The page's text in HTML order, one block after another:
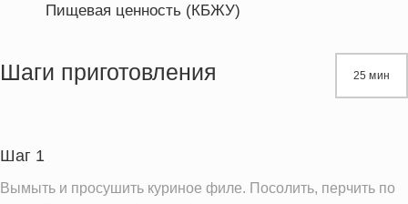
Пищевая ценность (КБЖУ)
Жиры
Пищевые волокна
Сахар
4.6 г
Шаги приготовления 25 мин
Шаг 1
Вымыть и просушить куриное филе. Посолить, перчить по